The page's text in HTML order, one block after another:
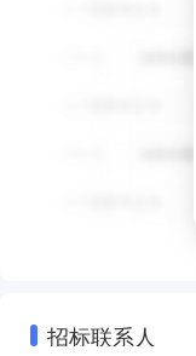
招标联系人